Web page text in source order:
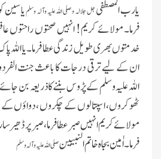
یارب المصطفیجل جلالہ و صلی اللہ علیہ وآلہ وسلمیاسین
فرما۔ مولائے کریم! انہیں صحتوں راحتوں
خدمتوں بھری طویل زندگی عطا فرما۔ یا اللہ
ان کے لیے ترقی درجات کا باعث جنت
اللہ علیہ وسلم کے پڑوس بننے کا ذریعہ بن
ٹھوکروں، اسپتالوں کے چکروں ، دواؤں
مولائے کریم انہیں صبر عطا فرما، صبر پر ڈھیر
فرما ۔ اٰمین بجاہ خاتم النبیینصلی اللہ علیہ وآلہ وسلم